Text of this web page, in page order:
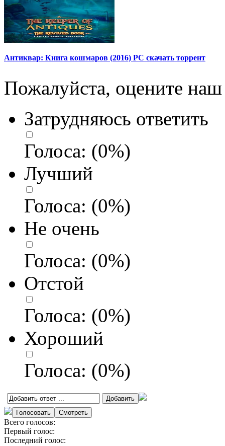
Антиквар: Книга кошмаров (2016) PC скачать торрент
Пожалуйста, оцените наш
Затрудняюсь ответить
Голоса: (0%)
Лучший
Голоса: (0%)
Не очень
Голоса: (0%)
Отстой
Голоса: (0%)
Хороший
Голоса: (0%)
Всего голосов:
Первый голос:
Последний голос: